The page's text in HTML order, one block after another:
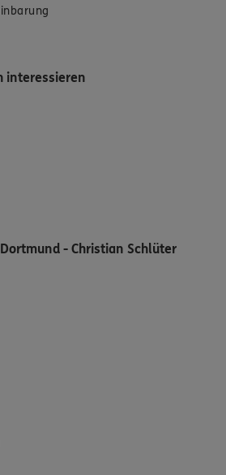
interessieren
Dortmund - Christian Schlüter